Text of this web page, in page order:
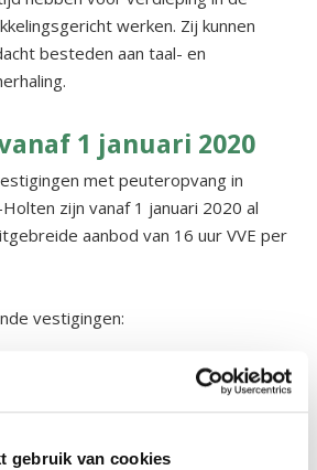
gebruik van cookies
werken. Zij kunnen
besteden aan taal- en
1 januari 2020
met peuteropvang in
zijn vanaf 1 januari 2020 al
aanbod van 16 uur VVE per
vestigingen: